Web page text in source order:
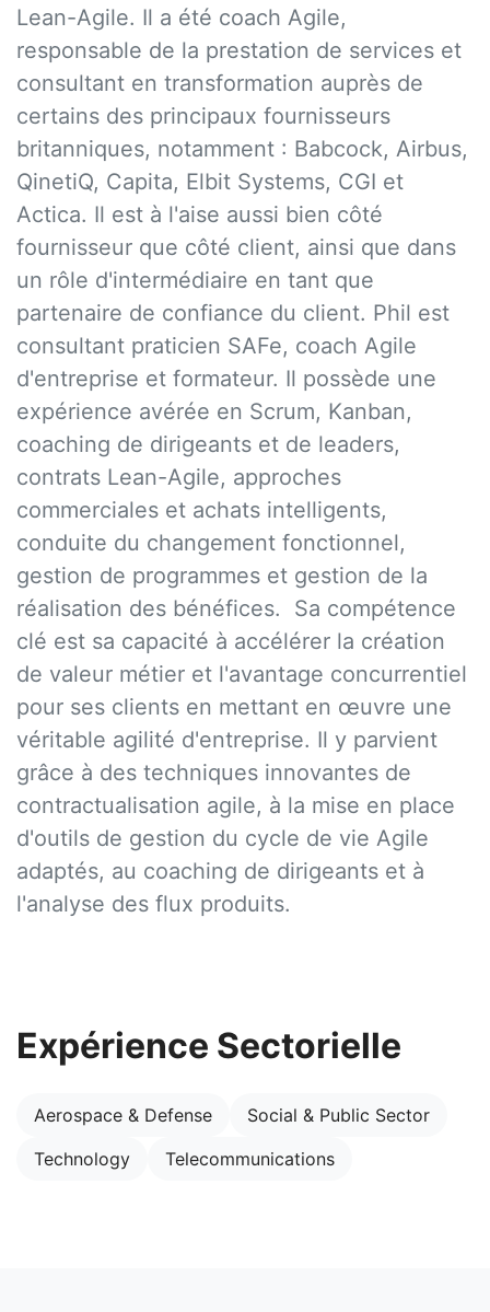
Lean-Agile. Il a été coach Agile,
responsable de la prestation de services et
consultant en transformation auprès de
certains des principaux fournisseurs
britanniques, notamment : Babcock, Airbus,
QinetiQ, Capita, Elbit Systems, CGI et
Actica. Il est à l'aise aussi bien côté
fournisseur que côté client, ainsi que dans
un rôle d'intermédiaire en tant que
partenaire de confiance du client. Phil est
consultant praticien SAFe, coach Agile
d'entreprise et formateur. Il possède une
expérience avérée en Scrum, Kanban,
coaching de dirigeants et de leaders,
contrats Lean-Agile, approches
commerciales et achats intelligents,
conduite du changement fonctionnel,
gestion de programmes et gestion de la
réalisation des bénéfices. Sa compétence
clé est sa capacité à accélérer la création
de valeur métier et l'avantage concurrentiel
pour ses clients en mettant en œuvre une
véritable agilité d'entreprise. Il y parvient
grâce à des techniques innovantes de
contractualisation agile, à la mise en place
d'outils de gestion du cycle de vie Agile
adaptés, au coaching de dirigeants et à
l'analyse des flux produits.
Expérience Sectorielle
Aerospace & Defense
Social & Public Sector
Technology
Telecommunications